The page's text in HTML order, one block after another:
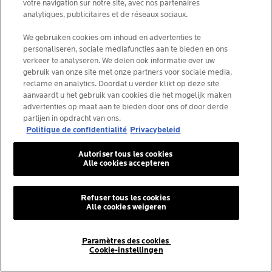
NR.1 HUIDVERZORGINGSMERK
VOORGESCHREVEN DOOR
DERMATOLOGEN IN
BELGIË*
CONTACTEER ONS
SITEMAP
FOUNDATION LA ROCHE-POSAY
KIES JOUW LAND
votre navigation sur notre site, avec nos partenaires
analytiques, publicitaires et de réseaux sociaux.
We gebruiken cookies om inhoud en advertenties te
personaliseren, sociale mediafuncties aan te bieden en ons
verkeer te analyseren. We delen ook informatie over uw
gebruik van onze site met onze partners voor sociale media,
reclame en analytics. Doordat u verder klikt op deze site
aanvaardt u het gebruik van cookies die het mogelijk maken
advertenties op maat aan te bieden door ons of door derde
partijen in opdracht van ons.
Politique de confidentialité Privacybeleid
Paramètres des cookies
Cookie-instellingen
Refuser tous les cookies
Alle cookies weigeren
Autoriser tous les cookies
Alle cookies accepteren